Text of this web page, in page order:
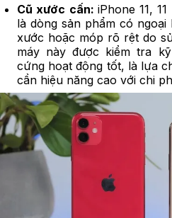
Cũ xước cấn: iPhone 11,
là dòng sản phẩm có
xước hoặc móp rõ rệt do
máy này được kiểm tra
cứng hoạt động tốt, là lựa
cần hiệu năng cao với chi